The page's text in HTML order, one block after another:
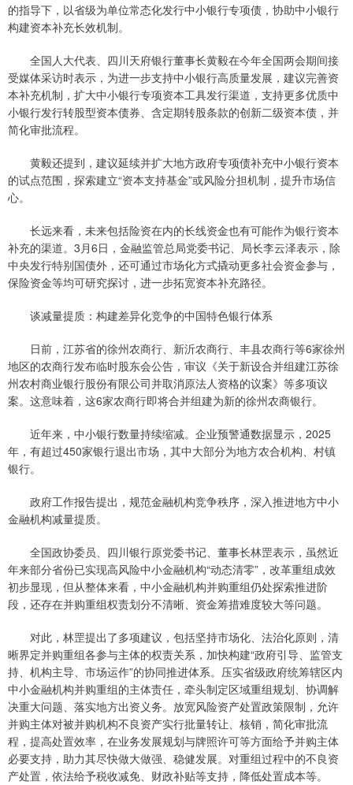
的指导下，以省级为单位常态化发行中小银行专项债，协助中小银行
构建资本补充长效机制。
全国人大代表、四川天府银行董事长黄毅在今年全国两会期间接
受媒体采访时表示，为进一步支持中小银行高质量发展，建议完善资
本补充机制，扩大中小银行专项资本工具发行渠道，支持更多优质中
小银行发行转股型资本债券、含定期转股条款的创新二级资本债，并
简化审批流程。
黄毅还提到，建议延续并扩大地方政府专项债补充中小银行资本
的试点范围，探索建立“资本支持基金”或风险分担机制，提升市场信
心。
长远来看，未来包括险资在内的长线资金也有可能作为银行资本
补充的渠道。3月6日，金融监管总局党委书记、局长李云泽表示，除
中央发行特别国债外，还可通过市场化方式撬动更多社会资金参与，
保险资金等均可研究探讨，进一步拓宽资本补充路径。
谈减量提质：构建差异化竞争的中国特色银行体系
日前，江苏省的徐州农商行、新沂农商行、丰县农商行等6家徐州
地区的农商行发布临时股东会公告，审议《关于新设合并组建江苏徐
州农村商业银行股份有限公司并取消原法人资格的议案》等多项议
案。这意味着，这6家农商行即将合并组建为新的徐州农商银行。
近年来，中小银行数量持续缩减。企业预警通数据显示，2025
年，有超过450家银行退出市场，其中大部分为地方农合机构、村镇
银行。
政府工作报告提出，规范金融机构竞争秩序，深入推进地方中小
金融机构减量提质。
全国政协委员、四川银行原党委书记、董事长林罡表示，虽然近
年来部分省份已实现高风险中小金融机构“动态清零”，改革重组成效
初步显现，但从整体来看，中小金融机构并购重组仍处探索推进阶
段，还存在并购重组权责划分不清晰、资金筹措难度较大等问题。
对此，林罡提出了多项建议，包括坚持市场化、法治化原则，清
晰界定并购重组各参与主体的权责关系，加快构建“政府引导、监管支
持、机构主导、市场运作”的协同推进体系。压实省级政府统筹辖区内
中小金融机构并购重组的主体责任，牵头制定区域重组规划、协调解
决重大问题、落实地方出资义务。放宽风险资产处置政策限制，允许
并购主体对被并购机构不良资产实行批量转让、核销，简化审批流
程，提高处置效率，在业务发展规划与牌照许可等方面给予并购主体
必要支持，助力其尽快做大做强、稳健发展。对重组过程中的不良资
产处置，依法给予税收减免、财政补贴等支持，降低处置成本等。